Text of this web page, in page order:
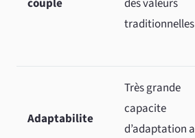
traditionnelles
Adaptabilite
Très grande
capacite
d’adaptation a